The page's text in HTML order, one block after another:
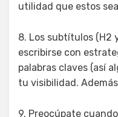
utilidad que estos
8. Los subtítulos (H2
escribirse con
palabras claves (así
tu visibilidad.
9. Preocúpate